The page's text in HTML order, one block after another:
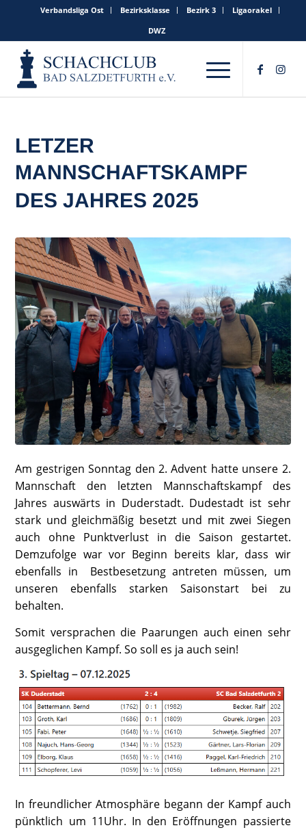
Verbandsliga Ost Bezirksklasse Bezirk 3
Ligaorakel
DWZ
LETZER
MANNSCHAFTSKAMPF
DES JAHRES 2025
Am gestrigen Sonntag den 2. Advent hatte unsere 2.
Mannschaft den letzten Mannschaftskampf des
Jahres auswärts in Duderstadt. Dudestadt ist sehr
stark und gleichmäßig besetzt und mit zwei Siegen
auch ohne Punktverlust in die Saison gestartet.
Demzufolge war vor Beginn bereits klar, dass wir
ebenfalls in Bestbesetzung antreten müssen, um
unseren ebenfalls starken Saisonstart bei zu
behalten.
Somit versprachen die Paarungen auch einen sehr
ausgeglichen Kampf. So soll es ja auch sein!
In freundlicher Atmosphäre begann der Kampf auch
pünktlich um 11Uhr. In den Eröffnungen passierte